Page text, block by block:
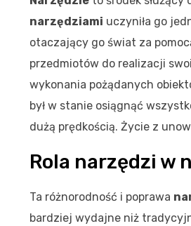
narzędziami uczyniła go
otaczający go świat za
przedmiotów do realizacji
wykonania pożądanych
był w stanie osiągnąć
dużą prędkością. Życie z
Rola narzędzi w
Ta różnorodność i poprawa
bardziej wydajne niż